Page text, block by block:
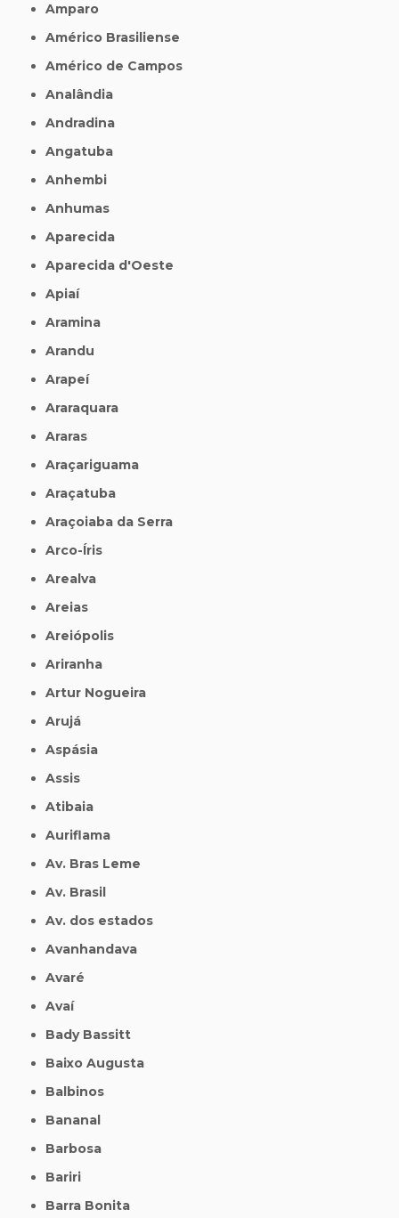
Amparo
Américo Brasiliense
Américo de Campos
Analândia
Andradina
Angatuba
Anhembi
Anhumas
Aparecida
Aparecida d'Oeste
Apiaí
Aramina
Arandu
Arapeí
Araraquara
Araras
Araçariguama
Araçatuba
Araçoiaba da Serra
Arco-Íris
Arealva
Areias
Areiópolis
Ariranha
Artur Nogueira
Arujá
Aspásia
Assis
Atibaia
Auriflama
Av. Bras Leme
Av. Brasil
Av. dos estados
Avanhandava
Avaré
Avaí
Bady Bassitt
Baixo Augusta
Balbinos
Bananal
Barbosa
Bariri
Barra Bonita